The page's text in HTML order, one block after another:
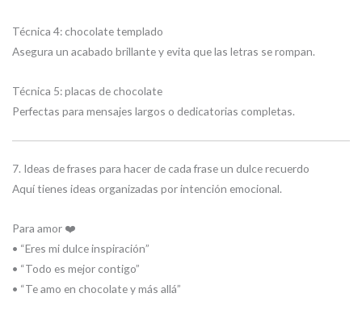
Técnica 4: chocolate templado
Asegura un acabado brillante y evita que las letras se rompan.
Técnica 5: placas de chocolate
Perfectas para mensajes largos o dedicatorias completas.
7. Ideas de frases para hacer de cada frase un dulce recuerdo
Aquí tienes ideas organizadas por intención emocional.
Para amor ❤️
• “Eres mi dulce inspiración”
• “Todo es mejor contigo”
• “Te amo en chocolate y más allá”